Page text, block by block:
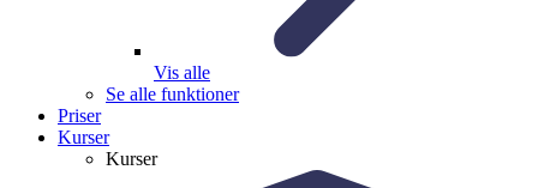
Vis alle
Se alle funktioner
Priser
Kurser
Kurser